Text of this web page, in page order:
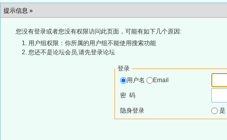
提示信息 »
您没有登录或者您没有权限访问此页面，可能有如下几个原因:
用户组权限：你所属的用户组不能使用搜索功能
您还不是论坛会员,请先登录论坛
登录
用户名
Email
密 码
隐身登录